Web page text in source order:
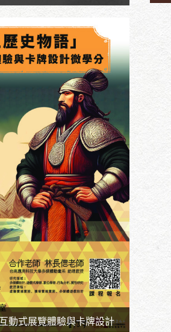
三）10:10~12:00
復校區中文系1樓學術演講廳
時
地
動式展覽體驗與卡牌設計